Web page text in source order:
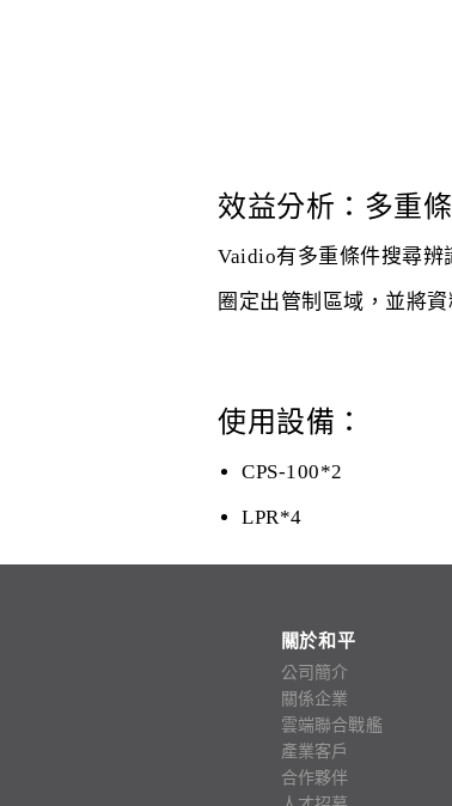
效益分析：多重
Vaidio有多重條件搜尋
圈定出管制區域，並將
使用設備：
CPS-100*2
LPR*4
關於和平
公司簡介
關係企業
雲端聯合戰艦
產業客戶
合作夥伴